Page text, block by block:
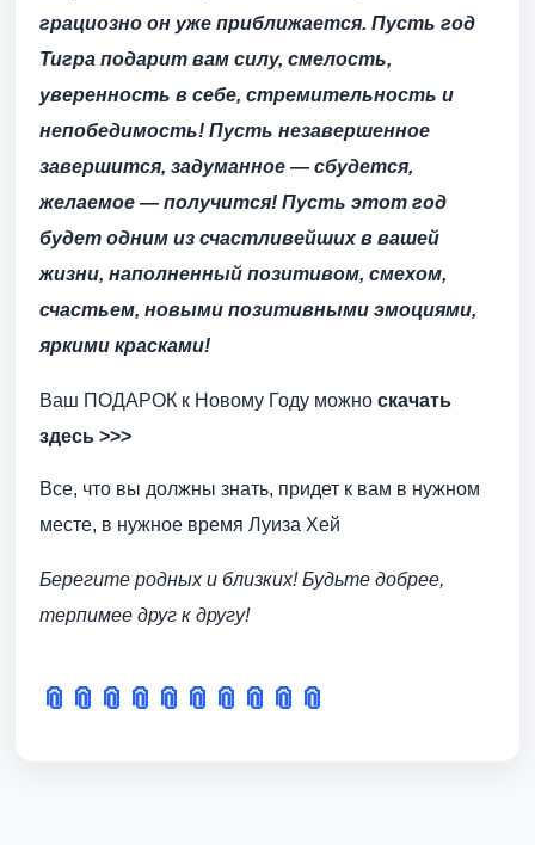
грациозно он уже приближается. Пусть год
Тигра подарит вам силу, смелость,
уверенность в себе, стремительность и
непобедимость! Пусть незавершенное
завершится, задуманное — сбудется,
желаемое — получится! Пусть этот год
будет одним из счастливейших в вашей
жизни, наполненный позитивом, смехом,
счастьем, новыми позитивными эмоциями,
яркими красками!
Ваш ПОДАРОК к Новому Году можно скачать
здесь >>>
Все, что вы должны знать, придет к вам в нужном
месте, в нужное время Луиза Хей
Берегите родных и близких! Будьте добрее,
терпимее друг к другу!
📎 📎 📎 📎 📎 📎 📎 📎 📎 📎